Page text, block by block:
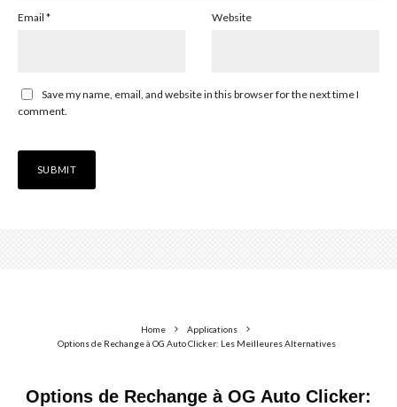
Email * Website
Save my name, email, and website in this browser for the next time I
comment.
Home
Applications
Options de Rechange à OG Auto Clicker: Les Meilleures Alternatives
Options de Rechange à OG Auto Clicker: